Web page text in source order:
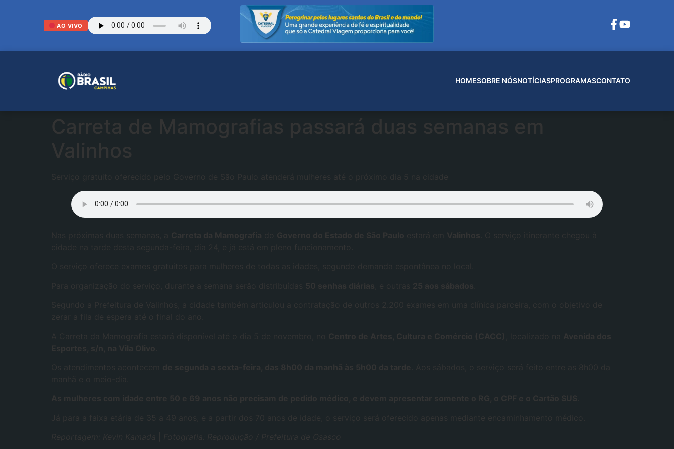
AO VIVO
HOMESOBRE NÓSNOTÍCIASPROGRAMASCONTATO
Carreta de Mamografias passará duas semanas em
Valinhos
Serviço gratuito oferecido pelo Governo de São Paulo atenderá mulheres até o próximo dia 5 na cidade
Nas próximas duas semanas, a Carreta da Mamografia Governo do Estado de São Paulo estará em Valinhos
. O serviço itinerante chegou à
cidade na tarde desta segunda-feira, dia 24, e já está em pleno funcionamento.
O serviço oferece exames gratuitos para mulheres de todas as idades, segundo demanda espontânea no local.
Para organização do serviço, durante a semana serão distribuídas
50 senhas diárias , e outras 25 aos sábados
Segundo a Prefeitura de Valinhos, a cidade também articulou a contratação de outros 2.200 exames em uma clínica parceira, com o objetivo de
zerar a fila de espera até o final do ano.
A Carreta da Mamografia estará disponível até o dia 5 de novembro, no
Centro de Artes, Cultura e Comércio (CACC)
Avenida dos
Esportes, s/n, na Vila Olivo
Os atendimentos acontecem
de segunda a sexta-feira, das 8h00 da manhã às 5h00 da tarde
. Aos sábados, o serviço será feito entre as 8h00 da
manhã e o meio-dia.
As mulheres com idade entre 50 e 69 anos não precisam de pedido médico, e devem apresentar somente o RG, o CPF e o Cartão SUS
Já para a faixa etária de 35 a 49 anos, e a partir dos 70 anos de idade, o serviço será oferecido apenas mediante encaminhamento médico.
Reportagem: Kevin Kamada
Fotografia: Reprodução / Prefeitura de Osasco